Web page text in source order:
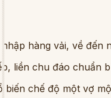
hàng vải, về đến
liền chu đáo chuẩn
chế độ một vợ